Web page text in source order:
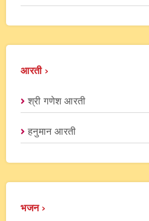
आरती ›
श्री गणेश आरती
हनुमान आरती
भजन ›